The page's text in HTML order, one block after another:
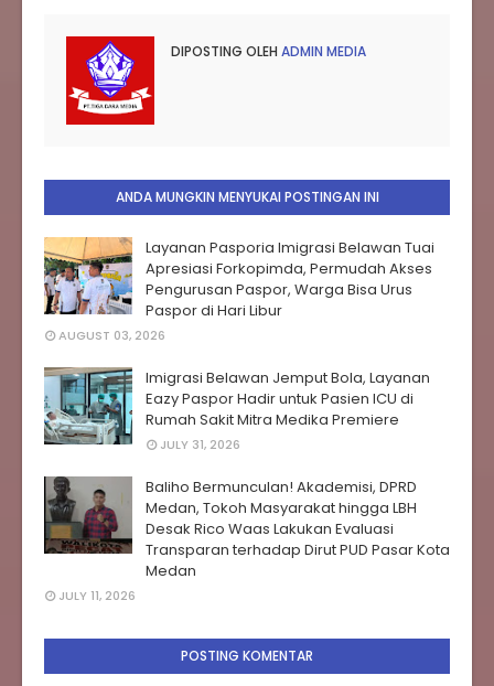
DIPOSTING OLEH ADMIN MEDIA
ANDA MUNGKIN MENYUKAI POSTINGAN INI
Layanan Pasporia Imigrasi Belawan Tuai
Apresiasi Forkopimda, Permudah Akses
Pengurusan Paspor, Warga Bisa Urus
Paspor di Hari Libur
AUGUST 03, 2026
Imigrasi Belawan Jemput Bola, Layanan
Eazy Paspor Hadir untuk Pasien ICU di
Rumah Sakit Mitra Medika Premiere
JULY 31, 2026
Baliho Bermunculan! Akademisi, DPRD
Medan, Tokoh Masyarakat hingga LBH
Desak Rico Waas Lakukan Evaluasi
Transparan terhadap Dirut PUD Pasar Kota
Medan
JULY 11, 2026
POSTING KOMENTAR